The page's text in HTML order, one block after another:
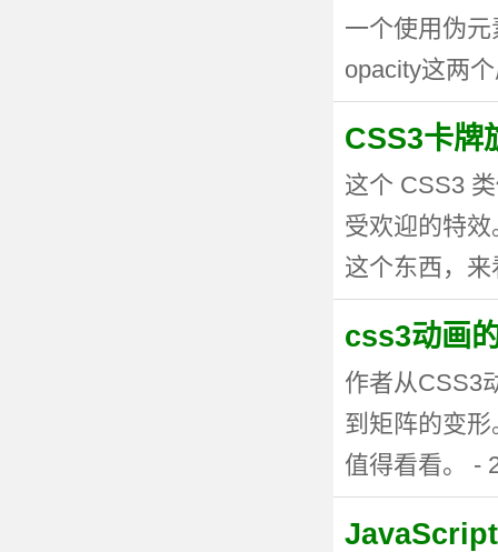
一个使用伪
opacity这两
CSS3卡牌
这个 CSS3
受欢迎的特
这个东西，
css3动画
作者从CSS3
到矩阵的变
值得看看。 -
JavaScript